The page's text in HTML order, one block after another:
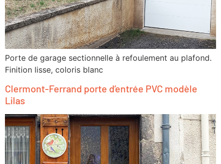
Porte de garage sectionnelle à refoulement au plafond.
Finition lisse, coloris blanc
Clermont-Ferrand porte d’entrée PVC modèle
Lilas